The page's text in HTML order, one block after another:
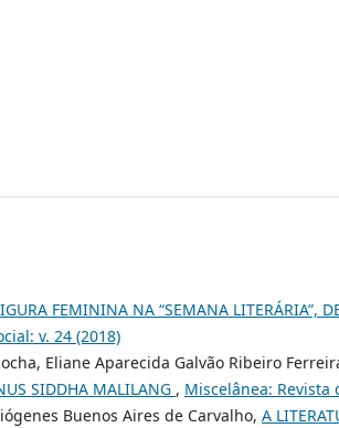
FEMININA NA “SEMANA LITERÁRIA”,
v. 24 (2018)
Eliane Aparecida Galvão Ribeiro
SIDDHA MALILANG , Miscelânea: Revista
Buenos Aires de Carvalho, A